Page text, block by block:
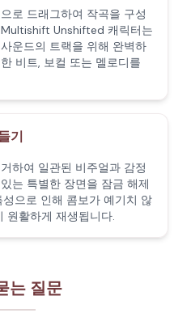
로 드래그하여 작곡을 구성
Unshifted 캐릭터는
운드의 트랙을 위해 완벽하
비트, 보컬 또는 멜로디를
기
하여 일관된 비주얼과 감정
는 특별한 장면을 잠금 해제
으로 인해 콤보가 예기치 않
원활하게 재생됩니다.
는 질문